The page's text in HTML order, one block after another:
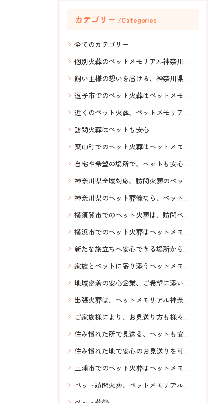
カテゴリー Categories
全てのカテゴリー
個別火葬のペットメモリアル神奈川、安心
飼い主様の想いを届ける、神奈川県全域対応、横須賀のペットメモリアル神奈川、明朗会計
逗子市でのペット火葬はペットメモリアル神奈川へお任せください。
近くのペット火葬、ペットメモリアル神奈川、安心、希望の場所でご対応、
訪問火葬はペットも安心
葉山町でのペット火葬はペットメモリアル神奈川へ、ご相談ください。
自宅や希望の場所で、ペットも安心の訪問火葬。神奈川県全域対応のペットメモリアル神奈川のあたたかいお見送り
神奈川県全域対応、訪問火葬のペットメモリアル神奈川、横須賀から発信
神奈川県のペット葬儀なら、ペットメモリアル神奈川へ！安心信頼横須賀から神奈川県全域対応
横須賀市でのペット火葬は、訪問ペット火葬ペットメモリアル神奈川へお任せください。
横浜市でのペット火葬はペットメモリアル神奈川へお任せください。
新たな旅立ちへ安心できる場所から送りだす、ペットメモリアル神奈川の訪問ペット火葬。お伺いするスタッフも前もってわかるからなお安心。
家族とペットに寄り添うペットメモリアル神奈川のペット火葬
地域密着の安心企業、ご希望に添いながら温かいお見送り、訪問ペット火葬 ペットメモリアル神奈川の専門スタッフ
出張火葬は、ペットメモリアル神奈川へおまかせください。
ご家族様により、お見送り方も様々に対応、ペット火葬横須賀、神奈川県全域対応、訪問ペット火葬ペットメモリアル神奈川、虹の橋
住み慣れた所で見送る、ペットも安心の訪問火葬、ペットメモリアル神奈川にお任せ！横須賀市から神奈川県全域24時間対応
住み慣れた地で安心のお見送りを可能にするペットメモリアル神奈川の訪問ペット火葬
三浦市でのペット火葬はペットメモリアル神奈川へお任せください。
ペット訪問火葬、ペットメモリアル神奈川、明朗会計、神奈川県全域対応、安心、24時間対応